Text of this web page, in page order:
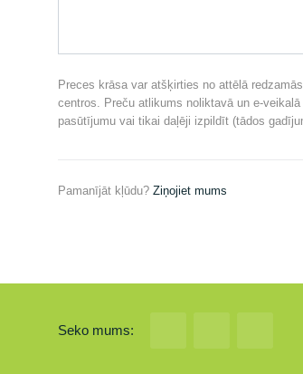
Preces krāsa var atšķirties no attēlā
centros. Preču atlikums noliktavā un e-
pasūtījumu vai tikai daļēji izpildīt (tādos
Pamanījāt kļūdu? Ziņojiet mums
Seko mums: